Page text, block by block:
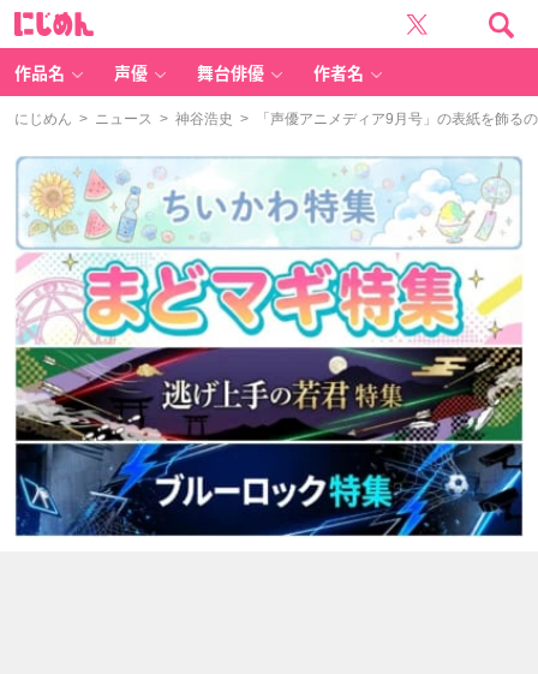
作品名 声優 舞台俳優 作者名
にじめん > ニュース > 神谷浩史 > 「声優アニメディア9月号」の表紙を飾る